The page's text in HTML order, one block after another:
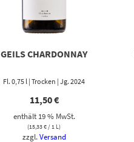
GEILS CHARDONNAY
Fl. 0,75 l | Trocken | Jg. 2024
11,50€
enthält 19 % MwSt.
(15,33€/ 1 L)
zzgl.Versand